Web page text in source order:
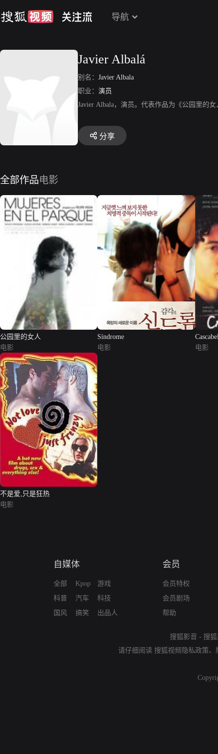
导航
Javier Albalá
别名： Javier Albala
职业： 演员
Javier Albala，演员。代表作品为《公园里的
分享
全部作品电影
公园里的女人
电影
Síndrome
电影
电影
不是爱,只是狂热
电影
自媒体
全部
科普
国风
Kpop
汽车
搞笑
游戏
科技
出品人
会员
会员特权
会员剧场
帮助
搜狐影音 - 搜
请仔细阅读 搜狐视频隐私政策、